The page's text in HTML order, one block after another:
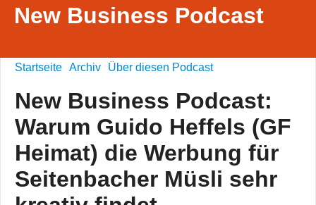
New Business Podcast
Startseite Archiv Über diesen Podcast
New Business Podcast:
Warum Guido Heffels (GF
Heimat) die Werbung für
Seitenbacher Müsli sehr